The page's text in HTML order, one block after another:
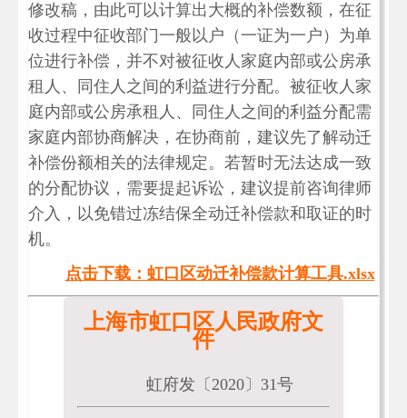
修改稿，由此可以计算出大概的补偿数额，在征
收过程中征收部门一般以户（一证为一户）为单
位进行补偿，并不对被征收人家庭内部或公房承
租人、同住人之间的利益进行分配。被征收人家
庭内部或公房承租人、同住人之间的利益分配需
家庭内部协商解决，在协商前，建议先了解动迁
补偿份额相关的法律规定。若暂时无法达成一致
的分配协议，需要提起诉讼，建议提前咨询律师
介入，以免错过冻结保全动迁补偿款和取证的时
机。
点击下载：虹口区动迁补偿款计算工具.xlsx
上海市虹口区人民政府文
件
虹府发〔2020〕31号